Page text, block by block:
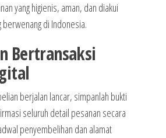
yang higienis, aman, dan diakui
berwenang di Indonesia.
Bertransaksi
berjalan lancar, simpanlah bukti
seluruh detail pesanan secara
penyembelihan dan alamat